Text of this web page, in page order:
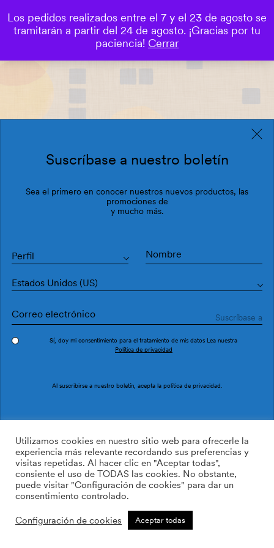
0
Ref. EF4902-5
169.00 $ /roll Cant: Cantidad más
Cantidad menos
Suscríbase a nuestro boletín
Sea el primero en conocer nuestros nuevos productos, las
promociones de
y mucho más.
Perfil
Estados Unidos (US)
Sí, doy mi consentimiento para el tratamiento de mis datos Lea nuestra
Política de privacidad
Al suscribirse a nuestro boletín, acepta la política de privacidad
Utilizamos cookies en nuestro sitio web para ofrecerle la
experiencia más relevante recordando sus preferencias y
visitas repetidas. Al hacer clic en "Aceptar todas",
consiente el uso de TODAS las cookies. No obstante,
puede visitar "Configuración de cookies" para dar un
consentimiento controlado.
Configuración de cookies Aceptar todas
Los pedidos realizados entre el 7 y el 23 de agosto se
tramitarán a partir del 24 de agosto. ¡Gracias por tu
paciencia! Cerrar